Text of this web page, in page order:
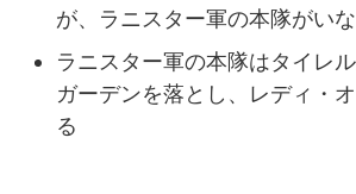
が、ラニスター軍の本隊がい
ラニスター軍の本隊はタイレ
ガーデンを落とし、レディ・
る